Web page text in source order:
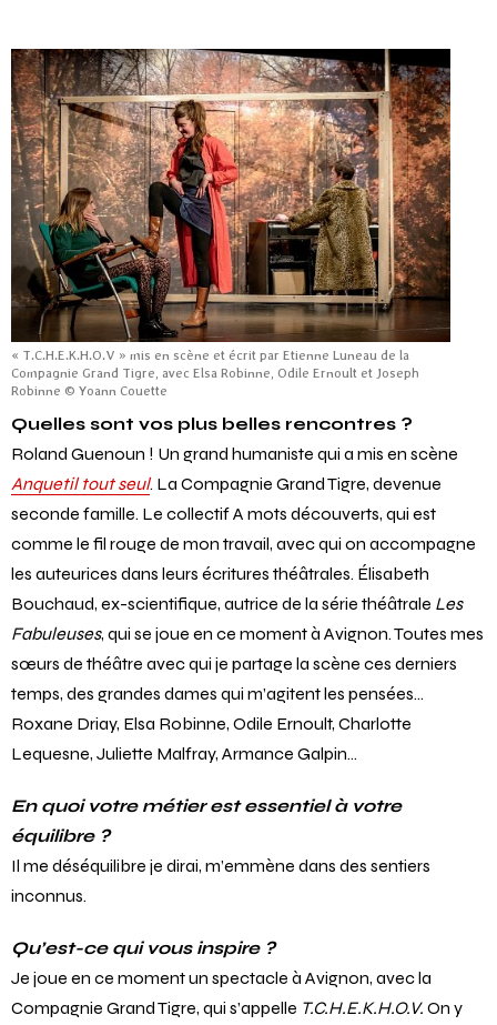
« T.C.H.E.K.H.O.V » mis en scène et écrit par Etienne Luneau de la
Compagnie Grand Tigre, avec Elsa Robinne, Odile Ernoult et Joseph
Robinne © Yoann Couette
Quelles sont vos plus belles rencontres ?
Roland Guenoun ! Un grand humaniste qui a mis en scène
Anquetil tout seul. La Compagnie Grand Tigre, devenue
seconde famille. Le collectifA mots découverts, qui est
comme le fil rouge de mon travail, avec qui on accompagne
les auteurices dans leurs écritures théâtrales. Élisabeth
Bouchaud, ex-scientifique, autrice de la série théâtrale Les
Fabuleuses, qui se joue en ce moment à Avignon. Toutes mes
sœurs de théâtre avec qui je partage la scène ces derniers
temps, des grandes dames qui m’agitent les pensées…
Roxane Driay, Elsa Robinne, Odile Ernoult, Charlotte
Lequesne, Juliette Malfray, Armance Galpin…
En quoi votre métier est essentiel à votre
équilibre ?
Il me déséquilibre je dirai, m’emmène dans des sentiers
inconnus.
Qu’est-ce qui vous inspire ?
Je joue en ce moment un spectacle à Avignon, avec la
Compagnie Grand Tigre, qui s’appelle T.C.H.E.K.H.O.V. On y